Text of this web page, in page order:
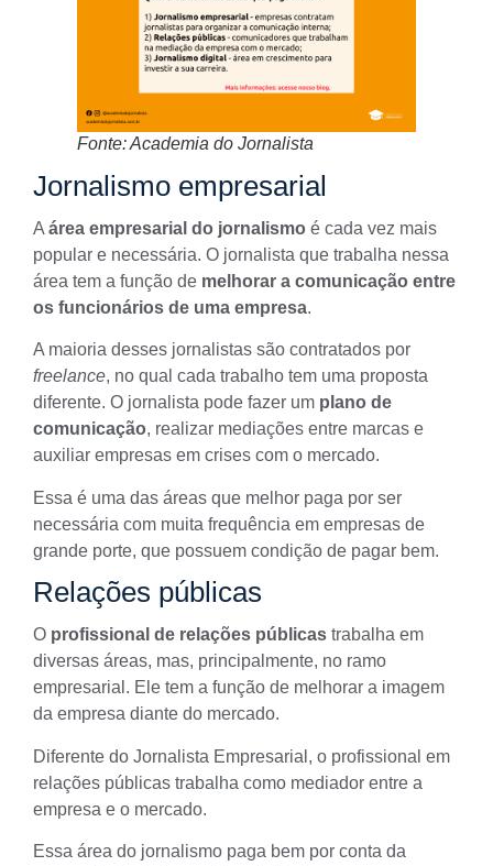
Fonte: Academia do Jornalista
Jornalismo empresarial
A área empresarial do jornalismo é cada vez mais
popular e necessária. O jornalista que trabalha nessa
área tem a função de melhorar a comunicação entre
os funcionários de uma empresa.
A maioria desses jornalistas são contratados por
freelance, no qual cada trabalho tem uma proposta
diferente. O jornalista pode fazer um plano de
comunicação, realizar mediações entre marcas e
auxiliar empresas em crises com o mercado.
Essa é uma das áreas que melhor paga por ser
necessária com muita frequência em empresas de
grande porte, que possuem condição de pagar bem.
Relações públicas
O profissional de relações públicas trabalha em
diversas áreas, mas, principalmente, no ramo
empresarial. Ele tem a função de melhorar a imagem
da empresa diante do mercado.
Diferente do Jornalista Empresarial, o profissional em
relações públicas trabalha como mediador entre a
empresa e o mercado.
Essa área do jornalismo paga bem por conta da